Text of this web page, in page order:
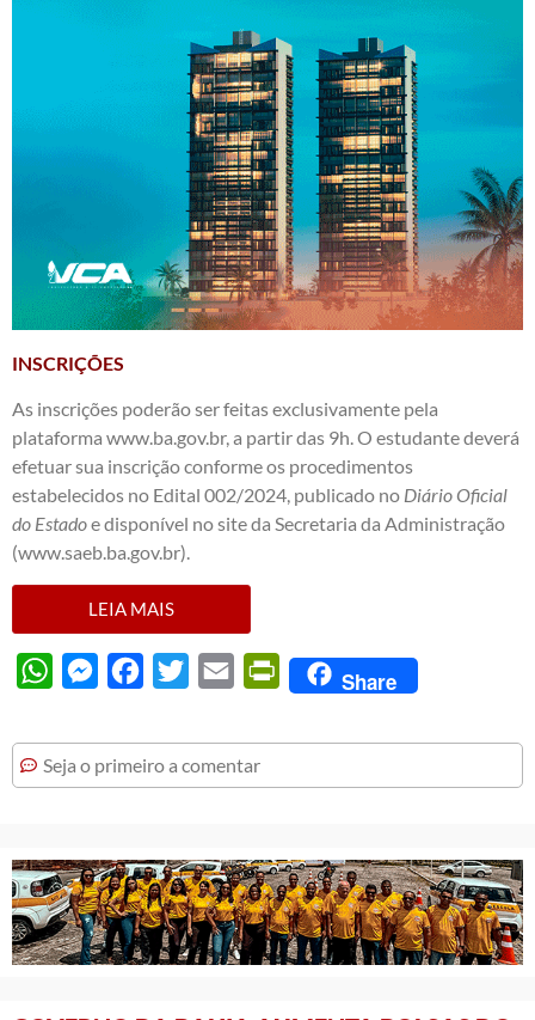
INSCRIÇÕES
As inscrições poderão ser feitas exclusivamente pela
plataforma www.ba.gov.br, a partir das 9h. O estudante deverá
efetuar sua inscrição conforme os procedimentos
estabelecidos no Edital 002/2024, publicado no Diário Oficial
do Estadoe disponível no site da Secretaria da Administração
(www.saeb.ba.gov.br).
LEIA MAIS
WhatsAppMessengerFacebook
Twitter Email PrintFriendly
Share
Seja o primeiro a comentar